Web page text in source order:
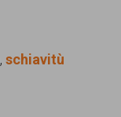
, schiavitù